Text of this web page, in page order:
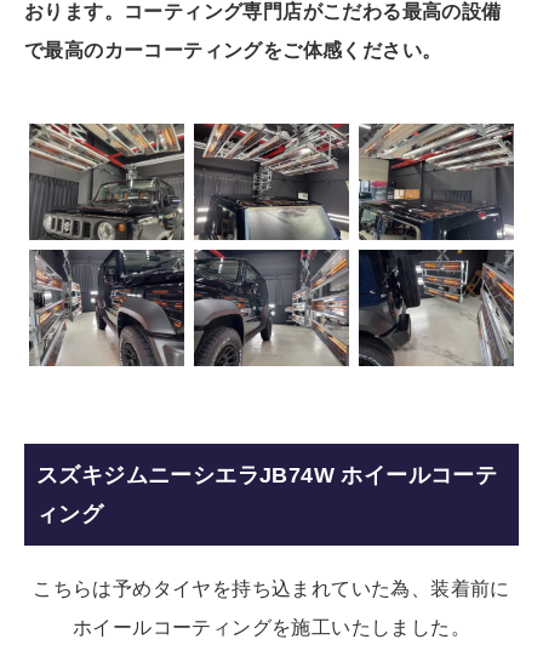
おります。
コーティング専門店がこだわる最高の設備
で最高のカーコーティングをご体感ください。
スズキジムニーシエラJB74W ホイールコーテ
ィング
こちらは予めタイヤを持ち込まれていた為、装着前に
ホイールコーティングを施工いたしました。